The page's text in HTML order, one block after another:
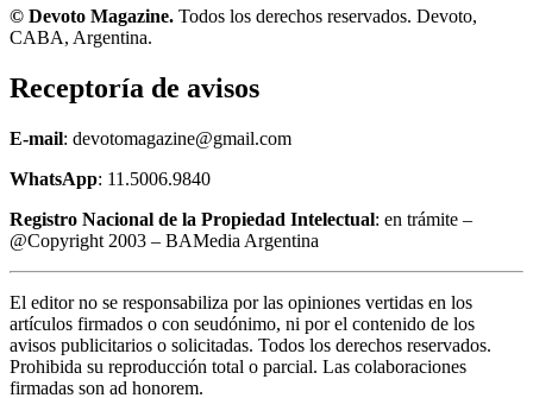
© Devoto Magazine. Todos los derechos reservados. Devoto,
CABA, Argentina.
Receptoría de avisos
E-mail: devotomagazine@gmail.com
WhatsApp: 11.5006.9840
Registro Nacional de la Propiedad Intelectual: en trámite –
@Copyright 2003 – BAMedia Argentina
El editor no se responsabiliza por las opiniones vertidas en los
artículos firmados o con seudónimo, ni por el contenido de los
avisos publicitarios o solicitadas. Todos los derechos reservados.
Prohibida su reproducción total o parcial. Las colaboraciones
firmadas son ad honorem.